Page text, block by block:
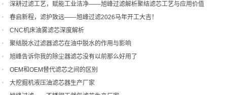
深耕过滤工艺，赋能工业洁净——旭峰过滤解析聚结滤芯工艺与应用价值
春启新程，滤护致远——旭峰过滤2026马年开工大吉！
CNC机床油雾滤芯深度解析
聚结脱水过滤器滤芯在油中脱水的作用与影响
旭峰告诉你我的除尘器滤芯没有以前那么好用了
OEM和OEM替代滤芯之间的区别
大挖掘机液压油滤芯器生产厂家